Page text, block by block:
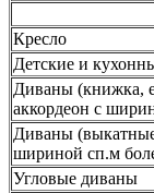
Кресло
Детские и
Диваны (книжка,
аккордеон с
Диваны
шириной сп.м
Угловые диваны